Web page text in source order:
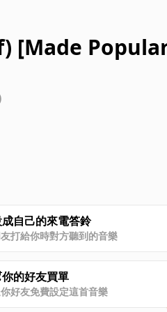
[Made
Version]
自己的來電答鈴
打給你時對方聽到的音樂
的好友買單
好友免費設定這首音樂